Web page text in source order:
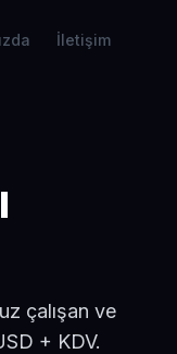
İletişim
çalışan ve
+ KDV.